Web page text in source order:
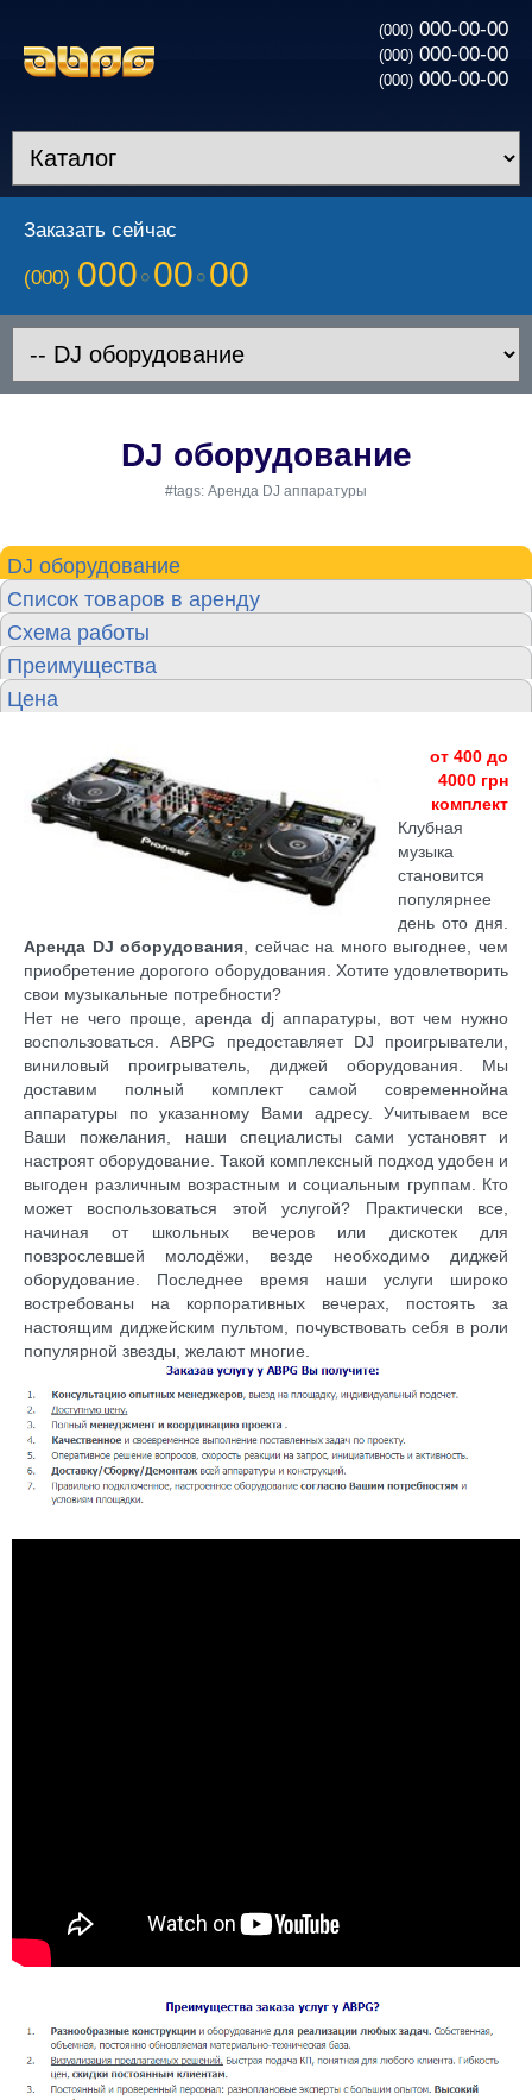
(000) 000-00-00
(000) 000-00-00
(000) 000-00-00
Заказать сейчас
(000) 000 00 00
DJ oборудование
#tags: Аренда DJ аппаратуры
DJ oборудование
Список товаров в аренду
Схема работы
Преимущества
Цена
от 400 до
4000 грн
комплект
Клубная
музыка
становится
популярнее
день ото дня.
Аренда DJ оборудования , сейчас на много выгоднее, чем
приобретение дорогого оборудования. Хотите удовлетворить
свои музыкальные потребности?
Нет не чего проще, аренда dj аппаратуры, вот чем нужно
воспользоваться. ABPG предоставляет DJ проигрыватели,
виниловый проигрыватель, диджей оборудования. Мы
доставим полный комплект самой современнойна
аппаратуры по указанному Вами адресу. Учитываем все
Ваши пожелания, наши специалисты сами установят и
настроят оборудование. Такой комплексный подход удобен и
выгоден различным возрастным и социальным группам. Кто
может воспользоваться этой услугой? Практически все,
начиная от школьных вечеров или дискотек для
повзрослевшей молодёжи, везде необходимо диджей
оборудование. Последнее время наши услуги широко
востребованы на корпоративных вечерах, постоять за
настоящим диджейским пультом, почувствовать себя в роли
популярной звезды, желают многие.